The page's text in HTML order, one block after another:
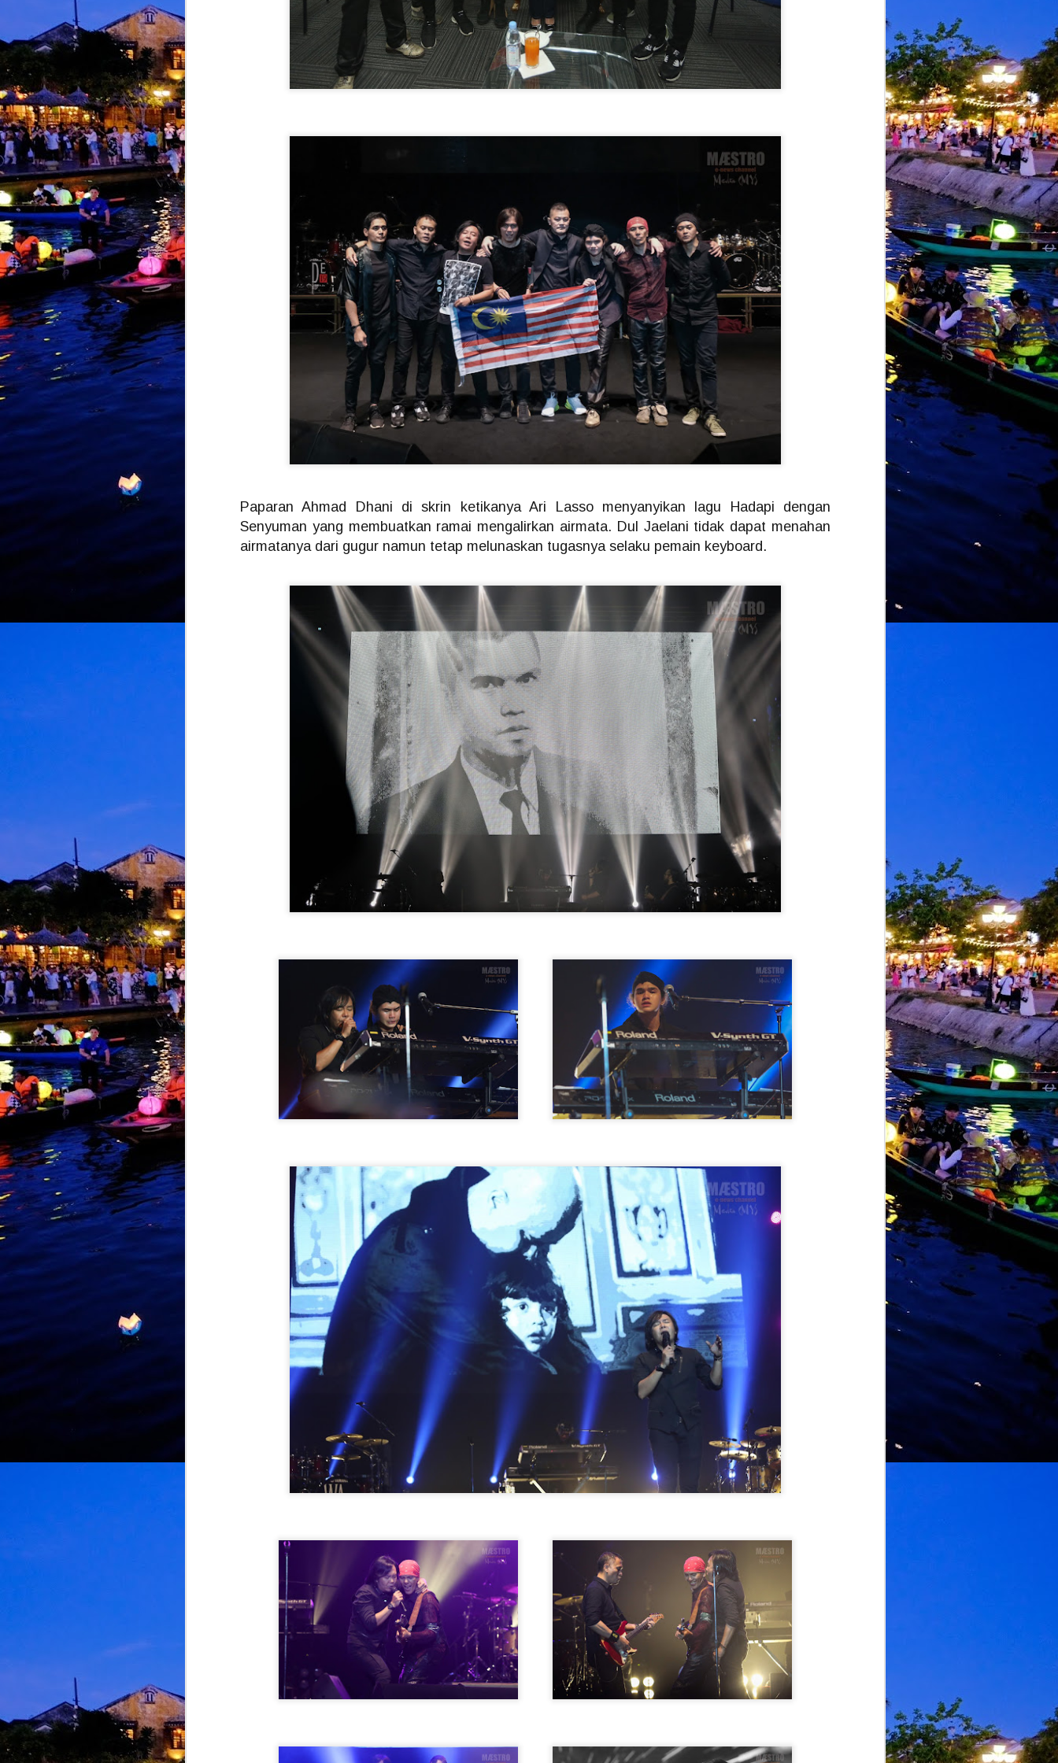
Paparan Ahmad Dhani di skrin ketikanya Ari Lasso menyanyikan lagu Hadapi dengan
Senyuman yang membuatkan ramai mengalirkan airmata. Dul Jaelani tidak dapat menahan
airmatanya dari gugur namun tetap melunaskan tugasnya selaku pemain keyboard.
HARITH ZAZMAN DAN YONNYBOII RAIKAN
MAKNA KELUARGA MENERUSI SINGLE BAHARU,
“SEMPURNA”
Kuala Lumpur, 18 Jun 2026 - Bersempena sambutan Hari Bapa yang
LOVEBITES METAL QUEEN DARI JEPUN BAKAL
AMUKAN MALAYSIA 4 OKTOBER
Selepas hampir sedekad membina nama sebagai antara
kumpulan heavy metal wanita paling berpengaruh di dunia, akhirnya
impian peminat tempatan untuk menyaksikan Lovebites beraksi
secara langsung bakal menjadi kenyataan.
Kumpulan sensasi dari Tokyo, Jepun itu disahkan akan mengadakan
konsert sulung mereka di Malaysia menerusi Lovebites: Outstanding
Tour Live In Kuala Lumpur yang dijadual berlangsung pada 4 Oktober
depan di Zepp Kuala Lumpur.
JUN
8
BAHANG MENJELANG KONSERT 3 DEKAD UNGU
KIAN TERASA! MARSHA BAKAL BERAKSI
BERSAMA UNGU
KUALA LUMPUR, 25 MEI 2026 – Bahang menjelang konsert yang
ditunggu-tunggu ramai “Ungu 3 Dasawarsa: Special Night in Kuala
Lumpur” kini semakin dirasai apabila kumpulan legenda Indonesia,
dijangka penuh emosi, nostalgia dan kejutan istimewa.
24
BARISAN PENUH ARTIS!
KUALA LUMPUR, 21 MEI 2026 – Selepas mencetuskan
keterujaan dalam kalangan peminat menerusi pengumuman edisi
kedua serta sambutan hangat terhadap jualan “Blind Sale Tickets”,
Latihan Pestapora Malaysia 2026 kini secara rasmi mengumumkan
barisan penuh artis yang bakal menjayakan festival muzik rentas
budaya paling dinanti-nantikan tahun ini.
MAY
14
“AJAR AKU” SATUKAN DUA DUNIA MUZIK DALAM
KOLABORASI UNIK
KUALA LUMPUR, 14 MEI 2026 – Selepas lebih dua dekad
dikenali menerusi karya-karya balada dan pop alternatif yang dekat
dengan jiwa pendengar, Aizat Amdan kini membuka lembaran baharu
dalam perjalanan seninya menerusi single terbaharu berjudul “Ajar
Aku”, sebuah kolaborasi bersama band post-hardcore popular,
Sekumpulan Orang Gila (SOG).
PENTAS
KUALA LUMPUR, 13 Mei 2026- Selepas sekian lama dinantikan,
peminat muzik rock tanah air bakal disajikan dengan sebuah konsert
istimewa apabila kumpulan Search,Wings & XPDC digandingkan
buat pertama kalinya dalam Konsert 3 Veto.
11
SENTUHAN EMOSI RASI JIWA GHEA INDRAWARI
SAMPAI KEPADA PEMINAT
INDRAWARI: RASI JIWA – Live in Kuala Lumpur” yang berlangsung
penuh emosional di Zepp Kuala Lumpur pada 8 Mei lalu.
Buat pertama kali tampil dengan konsert penuh di Malaysia, Ghea
membuktikan popularitinya bukan sekadar bersandarkan angka
penstriman digital semata-mata, tetapi kekuatan sebenar penyanyi itu
terletak pada keupayaannya menyampaikan emosi secara jujur di
atas pentas.
" KAU BERSAMA DIA " KLANGIT MENAMPILKAN
DINA RIJEU
Kumpulan pop rock popular, Klangit kembali mengukuhkan
kedudukan mereka dalam industri muzik tempatan menerusi
pelancaran single terbaharu berjudul “Kau Bersama Dia”, sebuah
karya yang menyelami sisi paling rapuh dalam perasaan manusia -
kehilangan, penerimaan dan keikhlasan dalam mencintai.
6
ROCKQUEEN ELLA " HOMECOMING " BAKAL
TAKLUK STADIUM BATU KAWAN 25 JULAI
Julai 2026 ini di Stadium Negeri Pulau Pinang, Batu Kawan.
MAY
" LAST MAN STANDING 2026 " AWIE BAKAL
GEGARKAN STADIUM MERDEKA 12 SEPTEMBER
KUALA LUMPUR, 4 Mei 2026: Legenda rock tanah air, Dato’
Awie, bakal mengukir satu lagi sejarah menerusi konsert berskala
mega AWIE ROCK KING - LAST MAN STANDING 2026 yang akan